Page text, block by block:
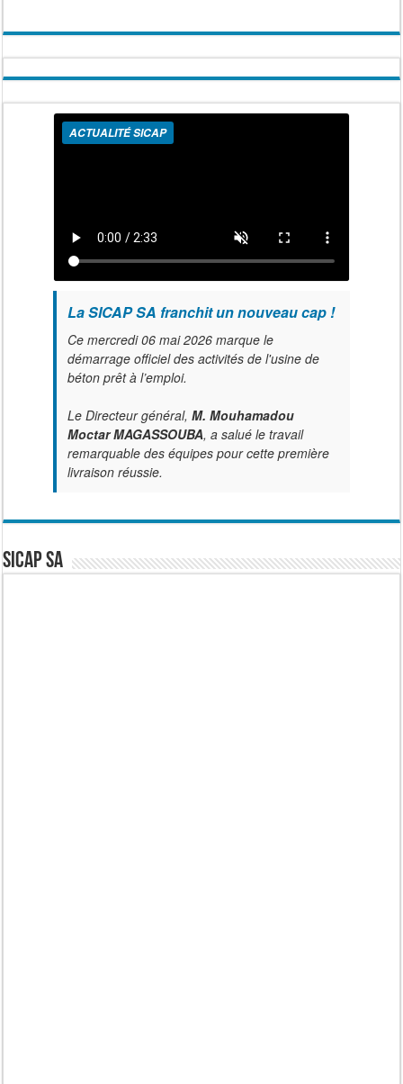
ACTUALITÉ SICAP
La SICAP SA franchit un nouveau cap !
Ce mercredi 06 mai 2026 marque le
démarrage officiel des activités de l'usine de
béton prêt à l’emploi.
Le Directeur général, M. Mouhamadou
Moctar MAGASSOUBA, a salué le travail
remarquable des équipes pour cette première
livraison réussie.
SICAP SA